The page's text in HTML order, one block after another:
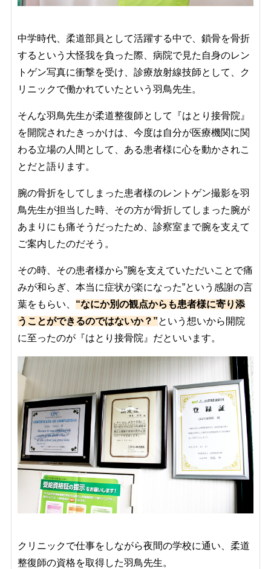
中学時代、柔道部員として活躍する中で、鎖骨を骨折
するという大怪我を負った際、病院で見た自身のレン
トゲン写真に衝撃を受け、診療放射線技師として、ク
リニックで働かれていたという羽鳥先生。
そんな羽鳥先生が柔道整復師として『はとり接骨院』
を開院されたきっかけは、 今度は自分が医療機関に関
わる立場の人間として、ある患者様に心を動かされこ
とだと語ります。
腕の骨折をしてしまった患者様のレントゲン撮影を羽
鳥先生が担当した時、その方が骨折してしまった腕が
あまりにも痛そうだったため、診察室まで腕を支えて
ご案内したのだそう。
その時、その患者様から”腕を支えていただいことで痛
みが和らぎ、本当に症状が楽になった”という感謝の言
葉をもらい、 “なにか別の観点からも患者様に寄り添
うことができるのではないか？”という想いから開院
に至ったのが『はとり接骨院』だといいます。
クリニックで仕事をしながら夜間の学校に通い、柔道
整復師の資格を取得した羽鳥先生。